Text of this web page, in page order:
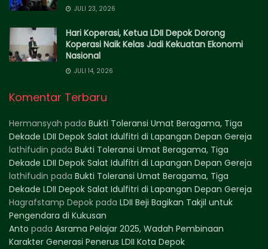
JULI 23, 2026
Hari Koperasi, Ketua LDII Depok Dorong
Koperasi Naik Kelas Jadi Kekuatan Ekonomi
Nasional
JULI 14, 2026
Komentar Terbaru
Hermansyah pada Bukti Toleransi Umat Beragama, Tiga
Dekade LDII Depok Salat Idulfitri di Lapangan Depan Gereja
lathifudin pada Bukti Toleransi Umat Beragama, Tiga
Dekade LDII Depok Salat Idulfitri di Lapangan Depan Gereja
lathifudin pada Bukti Toleransi Umat Beragama, Tiga
Dekade LDII Depok Salat Idulfitri di Lapangan Depan Gereja
Hagrafstamp Depok pada LDII Beji Bagikan Takjil untuk
Pengendara di Kukusan
Anto pada Asrama Pelajar 2025, Wadah Pembinaan
Karakter Generasi Penerus LDII Kota Depok